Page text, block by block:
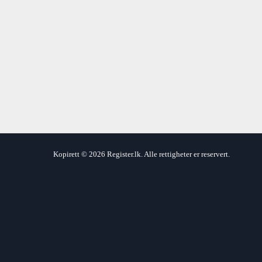
Kopirett © 2026 Register.lk. Alle rettigheter er reservert.